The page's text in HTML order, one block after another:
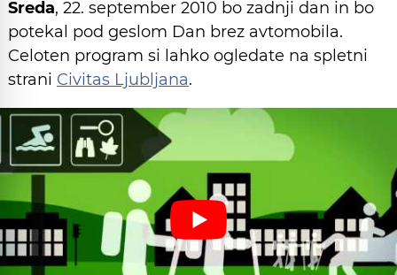
Sreda, 22. september 2010 bo zadnji dan in bo
potekal pod geslom Dan brez avtomobila.
Celoten program si lahko ogledate na spletni
strani Civitas Ljubljana.